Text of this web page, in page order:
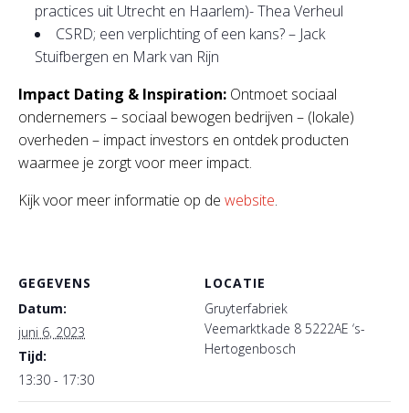
practices uit Utrecht en Haarlem)- Thea Verheul
CSRD; een verplichting of een kans? – Jack
Stuifbergen en Mark van Rijn
Impact Dating & Inspiration: Ontmoet sociaal
ondernemers – sociaal bewogen bedrijven – (lokale)
overheden – impact investors en ontdek producten
waarmee je zorgt voor meer impact.
Kijk voor meer informatie op de website.
GEGEVENS
Datum:
juni 6, 2023
Tijd:
13:30 - 17:30
LOCATIE
Gruyterfabriek
Veemarktkade 8 5222AE ‘s-
Hertogenbosch